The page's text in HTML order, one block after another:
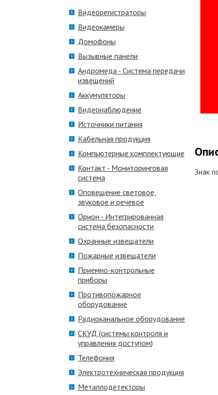
Знак
Видеорегистраторы
Видеокамеры
Домофоны
Вызывные панели
Андромеда - Система передачи
извещений
Аккумуляторы
Видеонаблюдение
Источники питания
Кабельная продукция
Компьютерные комплектующие
Контакт - Мониторинговая
система
Оповещение световое,
звуковое и речевое
Орион - Интегрированная
система безопасности
Охранные извещатели
Пожарные извещатели
Приемно-контрольные
приборы
Противопожарное
оборудование
Радиоканальное оборудование
СКУД (системы контроля и
управления доступом)
Телефония
Электротехническая продукция
Металлодетекторы